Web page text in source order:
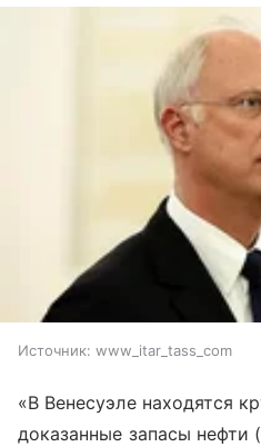
Источник: www_itar_tass_com
«В Венесуэле находятся
доказанные запасы